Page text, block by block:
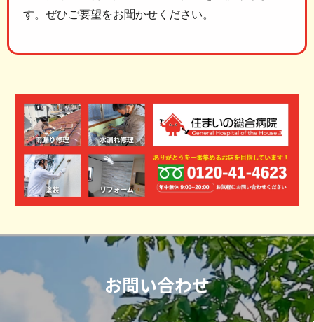
す。ぜひご要望をお聞かせください。
お問い合わせ